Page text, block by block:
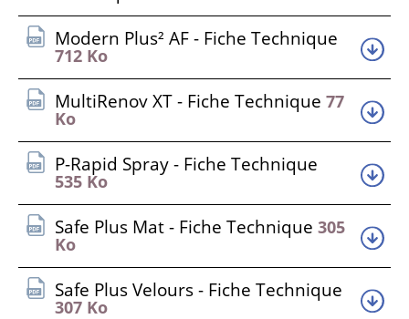
Modern Plus² AF - Fiche Technique
712 Ko
MultiRenov XT - Fiche Technique 77
Ko
P-Rapid Spray - Fiche Technique
535 Ko
Safe Plus Mat - Fiche Technique 305
Ko
Safe Plus Velours - Fiche Technique
307 Ko